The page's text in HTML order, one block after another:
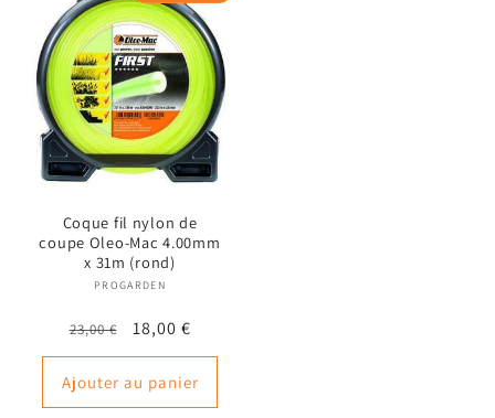
Coque fil nylon de
coupe Oleo-Mac 4.00mm
x 31m (rond)
Fournisseur :
PROGARDEN
Prix
habituel
23,00 €
Prix
promotionnel
18,00 €
Ajouter au panier